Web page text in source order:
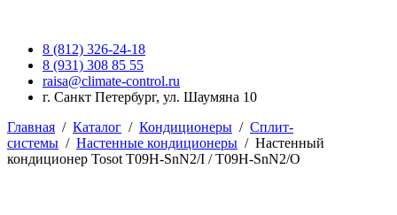
8 (812) 326-24-18
8 (931) 308 85 55
raisa@climate-control.ru
г. Санкт Петербург, ул. Шаумяна 10
Главная / Каталог / Кондиционеры / Сплит-
системы / Настенные кондиционеры / Настенный
кондиционер Tosot T09H-SnN2/I / T09H-SnN2/O